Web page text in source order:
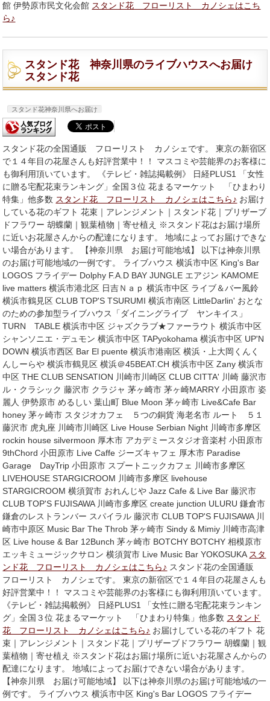
館 伊勢原市民文化会館 スタンド花 フローリスト カノシェはこち
ら♪
スタンド花 神奈川県のライブハウスへお届け
スタンド花
スタンド花神奈川県へお届け
スタンド花の全国通販 フローリスト カノシェです。 東京の新宿区
で１４年目の花屋さんも好評営業中！！ マスコミや芸能界のお客様に
も御利用頂いています。 《テレビ・雑誌掲載例》 日経PLUS1 「女性
に贈る宅配花束ランキング」全国３位 花まるマーケット 「ひまわり
特集」他多数 スタンド花 フローリスト カノシェはこちら♪ お届け
している花のギフト 花束｜アレンジメント｜スタンド花｜プリザーブ
ドフラワー 胡蝶蘭｜観葉植物｜寄せ植え ※スタンド花はお届け場所
に近いお花屋さんからの配達になります。 地域によってお届けできな
い場合があります。 【神奈川県 お届け可能地域】 以下は神奈川県
のお届け可能地域の一例です。 ライブハウス 横浜市中区 King's Bar
LOGOS フライデー Dolphy F.A.D BAY JUNGLE エアジン KAMOME
live matters 横浜市港北区 日吉Ｎａｐ 横浜市中区 ライブ＆バー風鈴
横浜市鶴見区 CLUB TOP'S TSURUMI 横浜市南区 LittleDarlin' おとな
のための参加型ライブハウス「ダイニングライブ ヤンキイス」
TURN TABLE 横浜市中区 ジャズクラブ★ファーラウト 横浜市中区
シャンソニエ・デュモン 横浜市中区 TAPyokohama 横浜市中区 UP'N
DOWN 横浜市西区 Bar El puente 横浜市港南区 横浜・上大岡くんく
んしーらや 横浜市鶴見区 横浜＠45BEAT.CH 横浜市中区 Zany 横浜市
中区 THE CLUB SENSATION 川崎市川崎区 CLUB CITTA' 川崎 藤沢市
ル・クラシック 藤沢市 クラジャ 茅ヶ崎市 茅ヶ崎MARRY 小田原市 姿
麗人 伊勢原市 めるしい 葉山町 Blue Moon 茅ヶ崎市 Live&Cafe Bar
honey 茅ヶ崎市 スタジオカフェ ５つの銅貨 海老名市 ルート ５１
藤沢市 虎丸座 川崎市川崎区 Live House Serbian Night 川崎市多摩区
rockin house silvermoon 厚木市 アカデミースタジオ音楽村 小田原市
9thChord 小田原市 Live Caffe ジーズキャフェ 厚木市 Paradise
Garage DayTrip 小田原市 スプートニックカフェ 川崎市多摩区
LIVEHOUSE STARGICROOM 川崎市多摩区 livehouse
STARGICROOM 横須賀市 おれんじや Jazz Cafe & Live Bar 藤沢市
CLUB TOP'S FUJISAWA 川崎市多摩区 create junction ULURU 鎌倉市
鎌倉のレストランバー スパイラル 藤沢市 CLUB TOP'S FUJISAWA 川
崎市中原区 Music Bar The Throb 茅ヶ崎市 Sindy & Mimiy 川崎市高津
区 Live house & Bar 12Bunch 茅ヶ崎市 BOTCHY BOTCHY 相模原市
エッキミュージックサロン 横須賀市 Live Music Bar YOKOSUKAスタ
ンド花 フローリスト カノシェはこちら♪ スタンド花の全国通販
フローリスト カノシェです。 東京の新宿区で１４年目の花屋さんも
好評営業中！！ マスコミや芸能界のお客様にも御利用頂いています。
《テレビ・雑誌掲載例》 日経PLUS1 「女性に贈る宅配花束ランキン
グ」全国３位 花まるマーケット 「ひまわり特集」他多数 スタンド
花 フローリスト カノシェはこちら♪ お届けしている花のギフト 花
束｜アレンジメント｜スタンド花｜プリザーブドフラワー 胡蝶蘭｜観
葉植物｜寄せ植え ※スタンド花はお届け場所に近いお花屋さんからの
配達になります。 地域によってお届けできない場合があります。
【神奈川県 お届け可能地域】 以下は神奈川県のお届け可能地域の一
例です。 ライブハウス 横浜市中区 King's Bar LOGOS フライデー